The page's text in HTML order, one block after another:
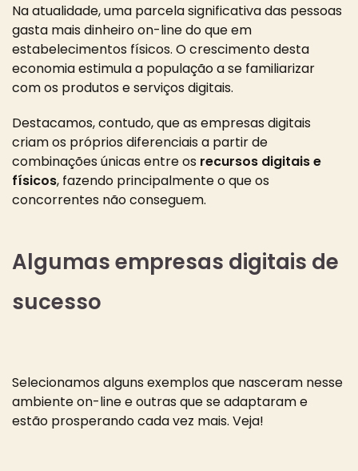
Na atualidade, uma parcela significativa das pessoas
gasta mais dinheiro on-line do que em
estabelecimentos físicos. O crescimento desta
economia estimula a população a se familiarizar
com os produtos e serviços digitais.
Destacamos, contudo, que as empresas digitais
criam os próprios diferenciais a partir de
combinações únicas entre os recursos digitais e
físicos, fazendo principalmente o que os
concorrentes não conseguem.
Algumas empresas digitais de
sucesso
Selecionamos alguns exemplos que nasceram nesse
ambiente on-line e outras que se adaptaram e
estão prosperando cada vez mais. Veja!